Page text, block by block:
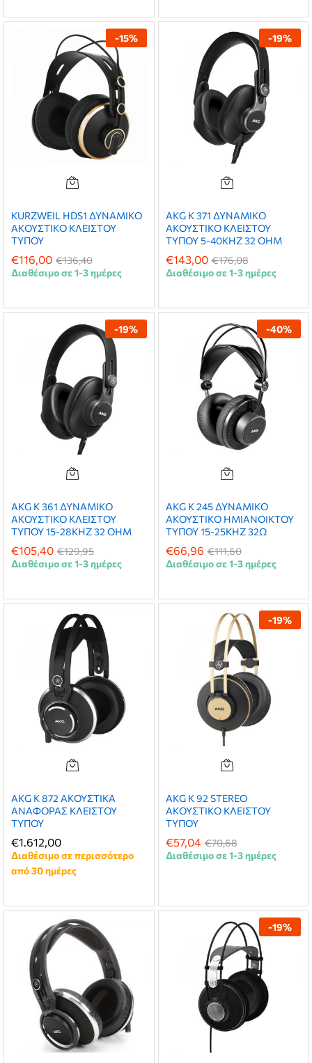
-15%
KURZWEIL HDS1 ΔΥΝΑΜΙΚΟ
ΑΚΟΥΣΤΙΚΟ ΚΛΕΙΣΤΟΥ
ΤΥΠΟΥ
€116,00 €136,40
Διαθέσιμο σε 1-3 ημέρες
-19%
AKG K 371 ΔΥΝΑΜΙΚΟ
ΑΚΟΥΣΤΙΚΟ ΚΛΕΙΣΤΟΥ
ΤΥΠΟΥ 5-40ΚΗΖ 32 ΟΗΜ
€143,00 €176,08
Διαθέσιμο σε 1-3 ημέρες
-19%
AKG K 361 ΔΥΝΑΜΙΚΟ
ΑΚΟΥΣΤΙΚΟ ΚΛΕΙΣΤΟΥ
ΤΥΠΟΥ 15-28ΚΗΖ 32 ΟΗΜ
€105,40 €129,95
Διαθέσιμο σε 1-3 ημέρες
-40%
AKG K 245 ΔΥΝΑΜΙΚΟ
ΑΚΟΥΣΤΙΚΟ ΗΜΙΑΝΟΙΚΤΟΥ
ΤΥΠΟΥ 15-25ΚΗΖ 32Ω
€66,96 €111,60
Διαθέσιμο σε 1-3 ημέρες
AKG K 872 ΑΚΟΥΣΤΙΚΑ
ΑΝΑΦΟΡΑΣ ΚΛΕΙΣΤΟΥ
ΤΥΠΟΥ
€1.612,00
Διαθέσιμο σε περισσότερο
από 30 ημέρες
-19%
AKG K 92 STEREO
ΑΚΟΥΣΤΙΚΟ ΚΛΕΙΣΤΟΥ
ΤΥΠΟΥ
€57,04 €70,68
Διαθέσιμο σε 1-3 ημέρες
-19%